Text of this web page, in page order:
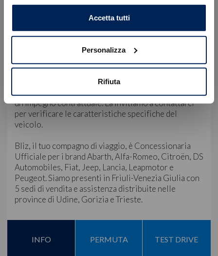
Accetta tutti
Personalizza
Rifiuta
0481 20988
WhatsApp: +39 349 180 5149
E-mail: servizioclienti@blizauto.it
Nota Bene: le immagini, la dotazione tecnica e gli
accessori indicati nella presente scheda potrebbero
non coincidere e non rappresentano in alcun modo
un impegno contrattuale. La invitiamo a contattarci
per verificare le caratteristiche specifiche del
veicolo.
Bliz, il tuo compagno di viaggio, è Concessionaria
Ufficiale per i brand Abarth, Alfa-Romeo, Citroën, DS
Automobiles, Fiat, Jeep, Lancia, Leapmotor e
Peugeot. Siamo presenti in Friuli-Venezia Giulia con
5 sedi di vendita e assistenza distribuite nelle
province di Udine, Gorizia e Trieste.
INFO PERMUTA TEST DRIVE